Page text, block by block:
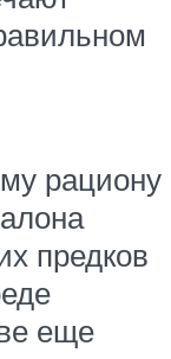
рациону
предков
еще